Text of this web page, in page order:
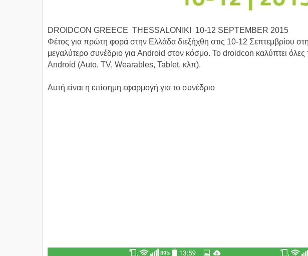
DROIDCON GREECE THESSALONIKI 10-12 SEPTEMBER 2015
Φέτος για πρώτη φορά στην Ελλάδα διεξήχθη στις 10-12 Σεπτεμβρίου
μεγαλύτερο συνέδριο για Android στον κόσμο. Το droidcon καλύπτει όλες
Android (Auto, TV, Wearables, Tablet, κλπ).
Αυτή είναι η επίσημη εφαρμογή για το συνέδριο